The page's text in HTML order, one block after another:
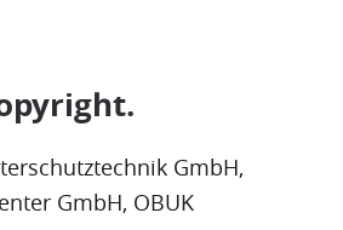
GmbH,
GmbH, OBUK